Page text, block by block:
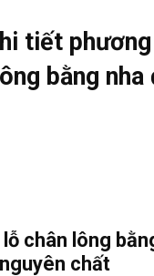
tiết
bằng nha
chân lông
nguyên chất